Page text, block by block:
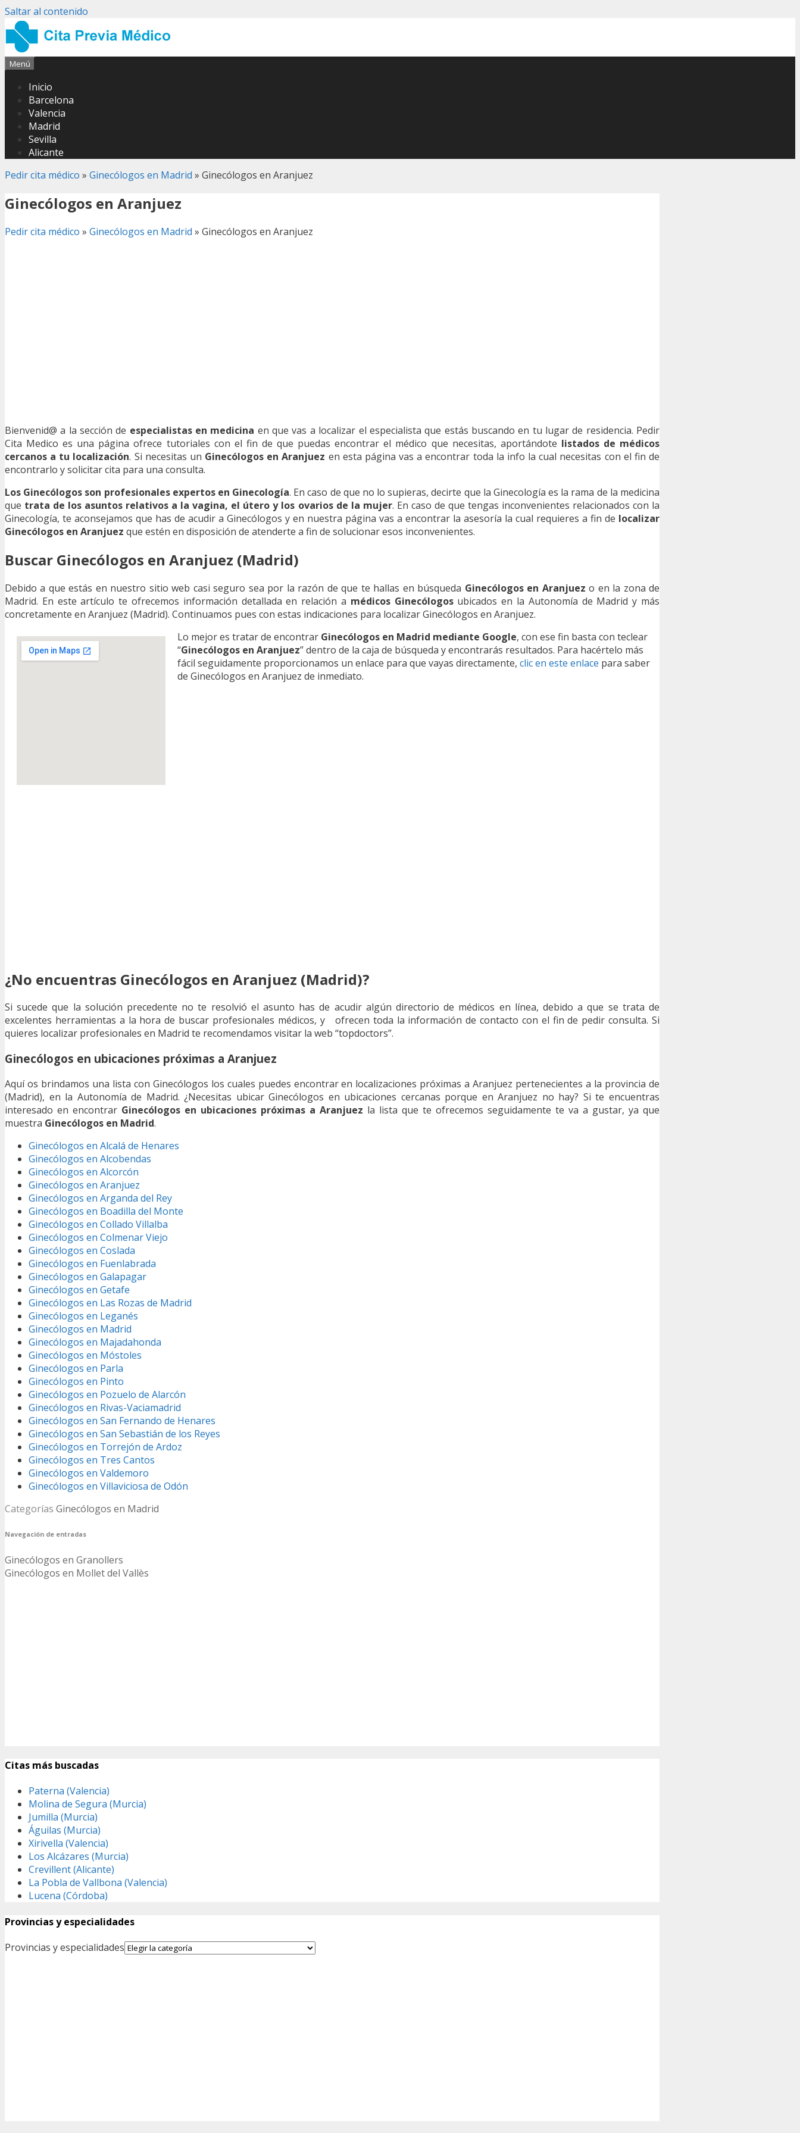
Saltar al contenido
Menú
Inicio
Barcelona
Valencia
Madrid
Sevilla
Alicante
Pedir cita médico » Ginecólogos en Madrid » Ginecólogos en Aranjuez
Ginecólogos en Aranjuez
Pedir cita médico » Ginecólogos en Madrid » Ginecólogos en Aranjuez
Bienvenid@ a la sección de especialistas en medicina en que vas a localizar el especialista que estás buscando en tu lugar de residencia. Pedir
Cita Medico es una página ofrece tutoriales con el fin de que puedas encontrar el médico que necesitas, aportándote listados de médicos
cercanos a tu localización. Si necesitas un Ginecólogos en Aranjuez en esta página vas a encontrar toda la info la cual necesitas con el fin de
encontrarlo y solicitar cita para una consulta.
Los Ginecólogos son profesionales expertos en Ginecología. En caso de que no lo supieras, decirte que la Ginecología es la rama de la medicina
que trata de los asuntos relativos a la vagina, el útero y los ovarios de la mujer. En caso de que tengas inconvenientes relacionados con la
Ginecología, te aconsejamos que has de acudir a Ginecólogos y en nuestra página vas a encontrar la asesoría la cual requieres a fin de localizar
Ginecólogos en Aranjuez que estén en disposición de atenderte a fin de solucionar esos inconvenientes.
Buscar Ginecólogos en Aranjuez (Madrid)
Debido a que estás en nuestro sitio web casi seguro sea por la razón de que te hallas en búsqueda Ginecólogos en Aranjuez o en la zona de
Madrid. En este artículo te ofrecemos información detallada en relación a médicos Ginecólogosubicados en la Autonomía de Madrid y más
concretamente en Aranjuez (Madrid). Continuamos pues con estas indicaciones para localizar Ginecólogos en Aranjuez.
Lo mejor es tratar de encontrar Ginecólogos en Madrid mediante Google, con ese fin basta con teclear
“Ginecólogos en Aranjuez” dentro de la caja de búsqueda y encontrarás resultados. Para hacértelo más
fácil seguidamente proporcionamos un enlace para que vayas directamente, clic en este enlace para saber
de Ginecólogos en Aranjuez de inmediato.
¿No encuentras Ginecólogos en Aranjuez (Madrid)?
Si sucede que la solución precedente no te resolvió el asunto has de acudir algún directorio de médicos en línea, debido a que se trata de
excelentes herramientas a la hora de buscar profesionales médicos, y ofrecen toda la información de contacto con el fin de pedir consulta. Si
quieres localizar profesionales en Madrid te recomendamos visitar la web “topdoctors”.
Ginecólogos en ubicaciones próximas a Aranjuez
Aquí os brindamos una lista con Ginecólogos los cuales puedes encontrar en localizaciones próximas a Aranjuez pertenecientes a la provincia de
(Madrid), en la Autonomía de Madrid. ¿Necesitas ubicar Ginecólogos en ubicaciones cercanas porque en Aranjuez no hay? Si te encuentras
interesado en encontrar Ginecólogos en ubicaciones próximas a Aranjuez la lista que te ofrecemos seguidamente te va a gustar, ya que
muestra Ginecólogos en Madrid.
Ginecólogos en Alcalá de Henares
Ginecólogos en Alcobendas
Ginecólogos en Alcorcón
Ginecólogos en Aranjuez
Ginecólogos en Arganda del Rey
Ginecólogos en Boadilla del Monte
Ginecólogos en Collado Villalba
Ginecólogos en Colmenar Viejo
Ginecólogos en Coslada
Ginecólogos en Fuenlabrada
Ginecólogos en Galapagar
Ginecólogos en Getafe
Ginecólogos en Las Rozas de Madrid
Ginecólogos en Leganés
Ginecólogos en Madrid
Ginecólogos en Majadahonda
Ginecólogos en Móstoles
Ginecólogos en Parla
Ginecólogos en Pinto
Ginecólogos en Pozuelo de Alarcón
Ginecólogos en Rivas-Vaciamadrid
Ginecólogos en San Fernando de Henares
Ginecólogos en San Sebastián de los Reyes
Ginecólogos en Torrejón de Ardoz
Ginecólogos en Tres Cantos
Ginecólogos en Valdemoro
Ginecólogos en Villaviciosa de Odón
Categorías Ginecólogos en Madrid
Navegación de entradas
Ginecólogos en Granollers
Ginecólogos en Mollet del Vallès
Citas más buscadas
Paterna (Valencia)
Molina de Segura (Murcia)
Jumilla (Murcia)
Águilas (Murcia)
Xirivella (Valencia)
Los Alcázares (Murcia)
Crevillent (Alicante)
La Pobla de Vallbona (Valencia)
Lucena (Córdoba)
Provincias y especialidades
Provincias y especialidades